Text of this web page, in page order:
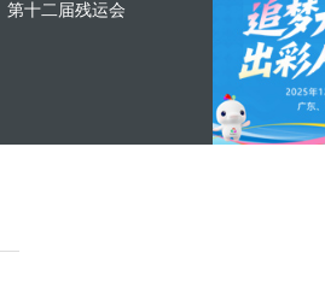
第十二届残运会